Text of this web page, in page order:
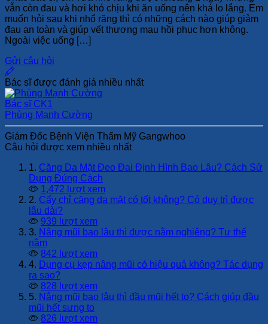
vẫn còn đau và hơi khó chịu khi ăn uống nên khá lo lắng. Em
muốn hỏi sau khi nhổ răng thì có những cách nào giúp giảm
đau an toàn và giúp vết thương mau hồi phục hơn không.
Ngoài việc uống […]
Gửi câu hỏi
Bác sĩ được đánh giá nhiều nhất
Bác sĩ CK1
Phùng Mạnh Cường
Giám Đốc Bệnh Viện Thẩm Mỹ Gangwhoo
Câu hỏi được xem nhiều nhất
1. Căng Da Mặt Đeo Đai Định Hình Bao Lâu? Cách Sử
Dụng Đúng Cách
1,472 lượt xem
2. Cấy chỉ căng da mặt có tốt không? Có duy trì được
lâu dài?
939 lượt xem
3. Nâng mũi bao lâu thì được nằm nghiêng? Tư thế
nằm
842 lượt xem
4. Dụng cụ kẹp nâng mũi có hiệu quả không? Tác dụng
ra sao?
828 lượt xem
5. Nâng mũi bao lâu thì đầu mũi hết to? Cách giúp đầu
mũi hết sưng to
826 lượt xem